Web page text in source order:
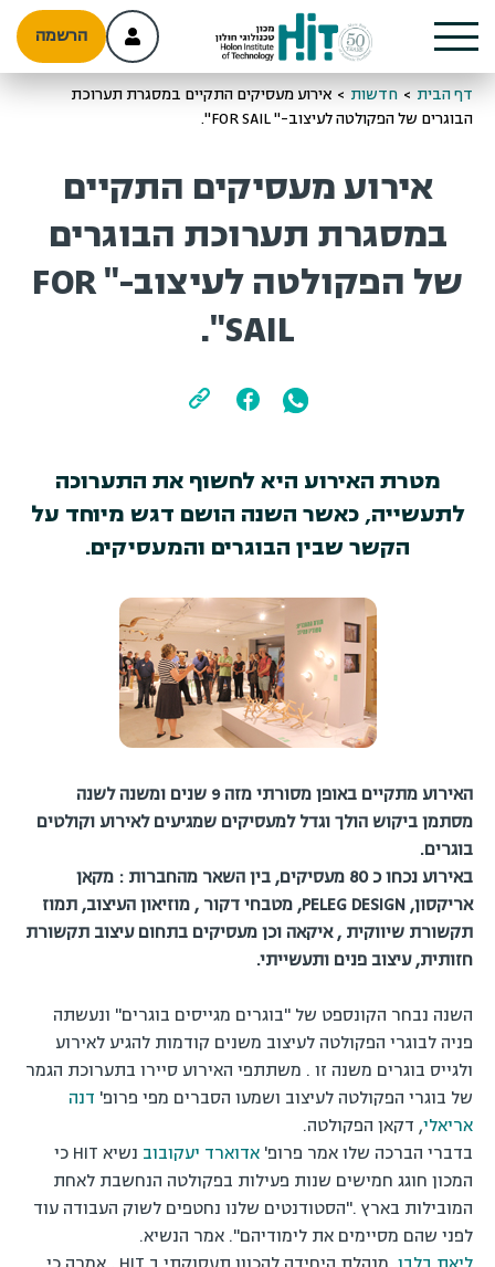
הרשמה
דף הבית > חדשות > אירוע מעסיקים התקיים במסגרת תערוכת
הבוגרים של הפקולטה לעיצוב-" FOR SAIL".
אירוע מעסיקים התקיים
במסגרת תערוכת הבוגרים
של הפקולטה לעיצוב-" FOR
SAIL".
מטרת האירוע היא לחשוף את התערוכה
לתעשייה, כאשר השנה הושם דגש מיוחד על
הקשר שבין הבוגרים והמעסיקים.
האירוע מתקיים באופן מסורתי מזה 9 שנים ומשנה לשנה
מסתמן ביקוש הולך וגדל למעסיקים שמגיעים לאירוע וקולטים
בוגרים.
באירוע נכחו כ 80 מעסיקים, בין השאר מהחברות : מקאן
אריקסון, PELEG DESIGN, מטבחי דקור , מוזיאון העיצוב, תמוז
תקשורת שיווקית , איקאה וכן מעסיקים בתחום עיצוב תקשורת
חזותית, עיצוב פנים ותעשייתי.
השנה נבחר הקונספט של "בוגרים מגייסים בוגרים" ונעשתה
פניה לבוגרי הפקולטה לעיצוב משנים קודמות להגיע לאירוע
ולגייס בוגרים משנה זו . משתתפי האירוע סיירו בתערוכת הגמר
של בוגרי הפקולטה לעיצוב ושמעו הסברים מפי פרופ' דנה
אריאלי, דקאן הפקולטה.
בדברי הברכה שלו אמר פרופ' אדוארד יעקובוב
נשיא HIT כי
המכון חוגג חמישים שנות פעילות בפקולטה הנחשבת לאחת
המובילות בארץ ."הסטודנטים שלנו נחטפים לשוק העבודה עוד
לפני שהם מסיימים את לימודיהם". אמר הנשיא.